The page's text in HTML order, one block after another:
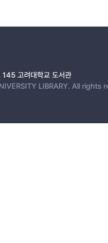
고려대학교 도서관
LIBRARY. All rights